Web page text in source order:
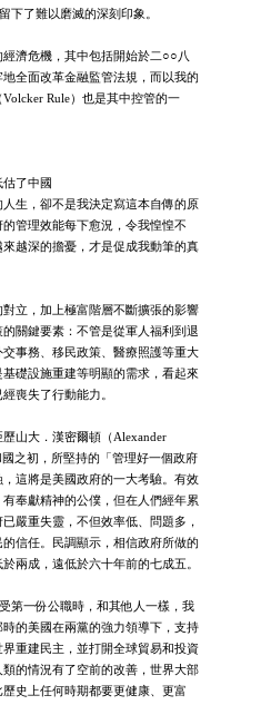
下了難以磨滅的深刻印象。
濟危機，其中包括開始於二○○八
全面改革金融監管法規，而以我的
Rule）也是其中控管的一
了中國
生，卻不是我決定寫這本自傳的原
管理效能每下愈況，令我惶惶不
越深的擔憂，才是促成我動筆的真
立，加上極富階層不斷擴張的影響
關鍵要素：不管是從軍人福利到退
事務、移民政策、醫療照護等重大
礎設施重建等明顯的需求，看起來
喪失了行動能力。
山大．漢密爾頓（Alexander
之初，所堅持的「管理好一個政府
這將是美國政府的一大考驗。有效
奉獻精神的公僕，但在人們經年累
嚴重失靈，不但效率低、問題多，
信任。民調顯示，相信政府所做的
兩成，遠低於六十年前的七成五。
第一份公職時，和其他人一樣，我
的美國在兩黨的強力領導下，支持
重建民主，並打開全球貿易和投資
的情況有了空前的改善，世界大部
史上任何時期都要更健康、更富